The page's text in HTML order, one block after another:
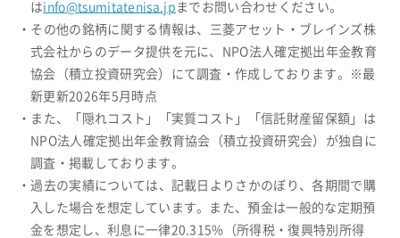
はinfo@tsumitatenisa.jp までお問い合わせください。
・その他の銘柄に関する情報は、三菱アセット・ブレインズ株
式会社からのデータ提供を元に、NPO法人確定拠出年金教育
協会（積立投資研究会）にて調査・作成しております。※最
新更新2026年5月時点
・また、「隠れコスト」「実質コスト」「信託財産留保額」は
NPO法人確定拠出年金教育協会（積立投資研究会）が独自に
調査・掲載しております。
・過去の実績については、記載日よりさかのぼり、各期間で購
入した場合を想定しています。また、預金は一般的な定期預
金を想定し、利息に一律20.315%（所得税・復興特別所得